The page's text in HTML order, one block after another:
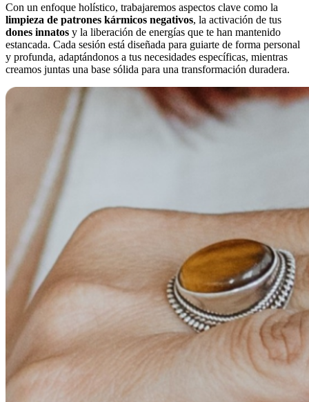
Con un enfoque holístico, trabajaremos aspectos clave como la
limpieza de patrones kármicos negativos, la activación de tus
dones innatos y la liberación de energías que te han mantenido
estancada. Cada sesión está diseñada para guiarte de forma personal
y profunda, adaptándonos a tus necesidades específicas, mientras
creamos juntas una base sólida para una transformación duradera.